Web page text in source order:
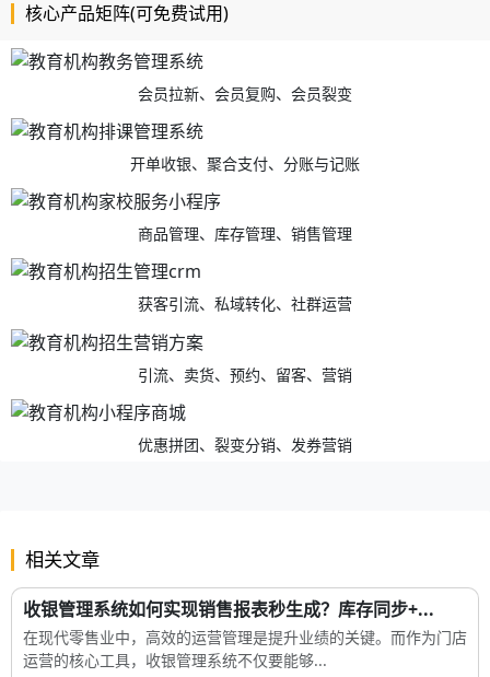
核心产品矩阵(可免费试用)
会员拉新、会员复购、会员裂变
开单收银、聚合支付、分账与记账
商品管理、库存管理、销售管理
获客引流、私域转化、社群运营
引流、卖货、预约、留客、营销
优惠拼团、裂变分销、发券营销
相关文章
收银管理系统如何实现销售报表秒生成？库存同步+...
在现代零售业中，高效的运营管理是提升业绩的关键。而作为门店
运营的核心工具，收银管理系统不仅要能够...